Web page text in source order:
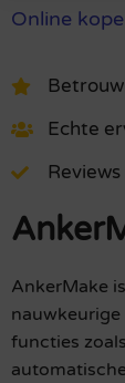
Online
Echte
AnkerMake
functies